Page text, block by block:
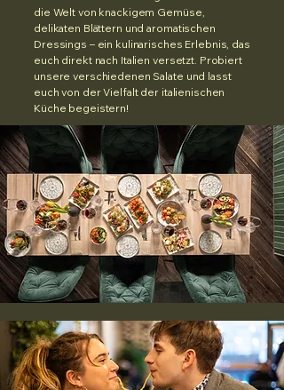
die Welt von knackigem Gemüse,
delikaten Blättern und aromatischen
Dressings – ein kulinarisches Erlebnis, das
euch direkt nach Italien versetzt. Probiert
unsere verschiedenen Salate und lasst
euch von der Vielfalt der italienischen
Küche begeistern!